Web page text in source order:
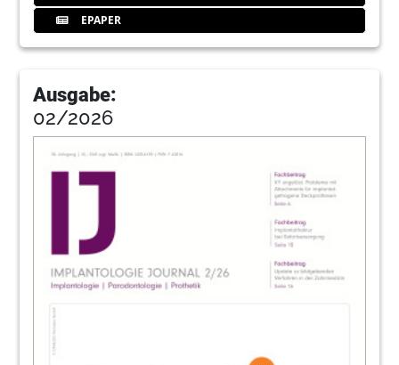
Workflow präzise und einfach!
Dipl.-Ing. Dipl.-Inform. Frank Hornung im
Gespräch
71 SDS Deutschland GmbH
Georg Isbaner im Gespräch mit Markus
News
Redaktion
Behandlungskonzepte im Fokus
Dr. Georg Bach
EPAPER
Ausgabe:
02/2026